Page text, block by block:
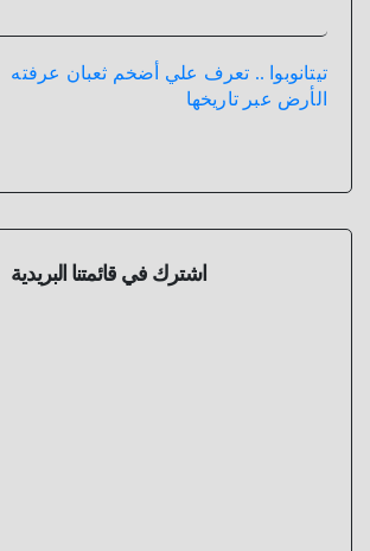
تيتانوبوا .. تعرف علي أضخم ثعبان عرفته
الأرض عبر تاريخها
اشترك في قائمتنا البريدية